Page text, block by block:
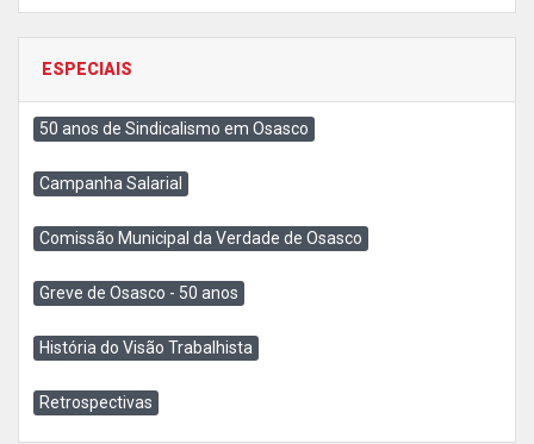
ESPECIAIS
50 anos de Sindicalismo em Osasco
Campanha Salarial
Comissão Municipal da Verdade de Osasco
Greve de Osasco - 50 anos
História do Visão Trabalhista
Retrospectivas